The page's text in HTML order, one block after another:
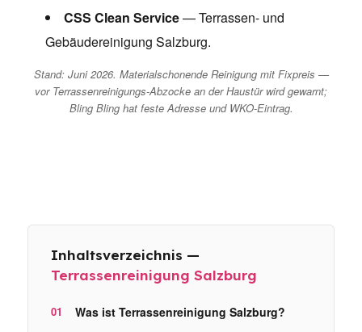
CSS Clean Service— Terrassen- und
Gebäudereinigung Salzburg.
Stand: Juni 2026. Materialschonende Reinigung mit Fixpreis —
vor Terrassenreinigungs-Abzocke an der Haustür wird gewarnt;
Bling Bling hat feste Adresse und WKO-Eintrag.
Inhaltsverzeichnis —
Terrassenreinigung Salzburg
Was ist Terrassenreinigung Salzburg?